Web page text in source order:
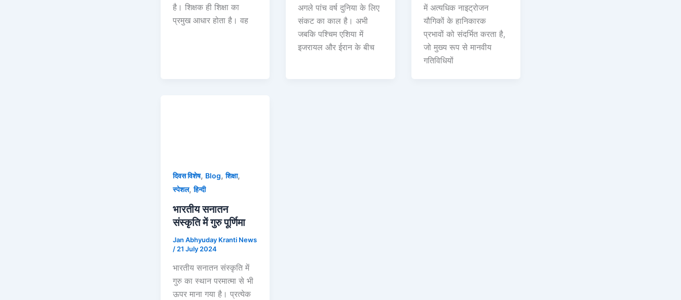
है। शिक्षक ही शिक्षा का
प्रमुख आधार होता है। वह
अगले पांच वर्ष दुनिया के लिए
संकट का काल है। अभी
जबकि पश्चिम एशिया में
इजरायल और ईरान के बीच
में अत्यधिक नाइट्रोजन
यौगिकों के हानिकारक
प्रभावों को संदर्भित करता है,
जो मुख्य रूप से मानवीय
गतिविधियों
दिवस विशेष, Blog,शिक्षा,
स्पेशल,हिन्दी
भारतीय सनातन
संस्कृति में गुरु पूर्णिमा
Jan Abhyuday Kranti News
/ 21 July 2024
भारतीय सनातन संस्कृति में
गुरु का स्थान परमात्मा से भी
ऊपर माना गया है। प्रत्येक